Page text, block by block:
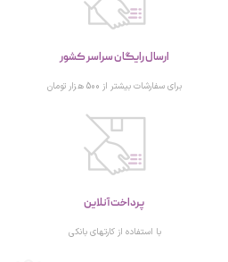
ارسال رایگان سراسر کشور
برای سفارشات بیشتر از 500 هزار تومان
پرداخت آنلاین
با استفاده از کارتهای بانکی